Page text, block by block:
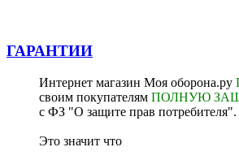
ГАРАНТИИ
Интернет магазин Моя оборона.ру
своим покупателям ПОЛНУЮ
с ФЗ "О защите прав потребителя".
Это значит что